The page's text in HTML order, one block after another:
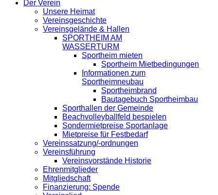
Der Verein
Unsere Heimat
Vereinsgeschichte
Vereinsgelände & Hallen
SPORTHEIM AM
WASSERTURM
Sportheim mieten
Sportheim Mietbedingungen
Informationen zum
Sportheimneubau
Sportheimbrand
Bautagebuch Sportheimbau
Sporthallen der Gemeinde
Beachvolleyballfeld bespielen
Sondermietpreise Sportanlage
Mietpreise für Festbedarf
Vereinssatzung/-ordnungen
Vereinsführung
Vereinsvorstände Historie
Ehrenmitglieder
Mitgliedschaft
Finanzierung: Spende